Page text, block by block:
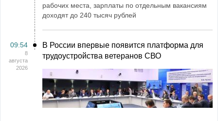
рабочих места, зарплаты по отдельным вакансиям
доходят до 240 тысяч рублей
09:54
8
августа
2026
В России впервые появится платформа для
трудоустройства ветеранов СВО